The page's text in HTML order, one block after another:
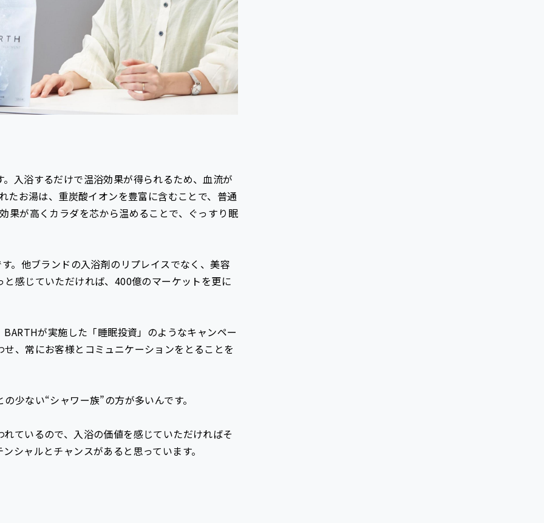
入浴するだけで温浴効果が得られるため、血流が
たお湯は、重炭酸イオンを豊富に含むことで、普通
果が高くカラダを芯から温めることで、ぐっすり眠
。他ブランドの入浴剤のリプレイスでなく、美容
感じていただければ、400億のマーケットを更に
が実施した「睡眠投資」のようなキャンペー
、常にお客様とコミュニケーションをとることを
少ない“シャワー族”の方が多いんです。
ているので、入浴の価値を感じていただければそ
シャルとチャンスがあると思っています。